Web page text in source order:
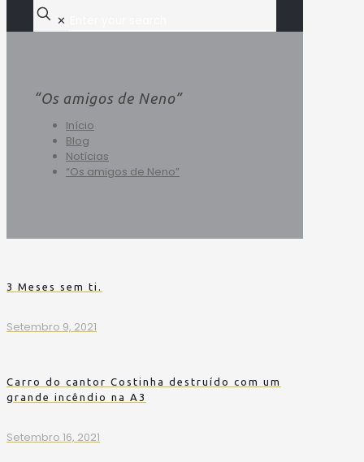
✕
“Os amigos de Neno”
Início
Blog
Notícias
“Os amigos de Neno”
3 Meses sem ti.
Setembro 9, 2021
Carro do cantor Costinha destruído com um
grande incêndio na A3
Setembro 16, 2021